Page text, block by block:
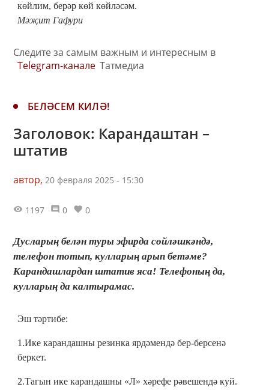
көйлим, берәр көй көйләсәм.
Мәҗит Гафури
Следите за самым важным и интересным в
Telegram-канале Татмедиа
БЕЛӘСЕМ КИЛӘ!
Заголовок: Карандаштан –
штатив
автор, 20 февраля 2025 - 15:30
1197 0 0
Дусларың белән туры эфирда сөйләшкәндә,
телефон тотып, кулларың арып бетәме?
Карандашлардан штатив яса! Телефоның да,
кулларың да калтырамас.
Эш тәртибе:
1.Ике карандашны резинка ярдәмендә бер-берсенә
беркет.
2.Тагын ике карандашны «Л» хәрефе рәвешендә куй.